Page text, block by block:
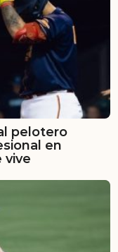
pelotero
en
vive